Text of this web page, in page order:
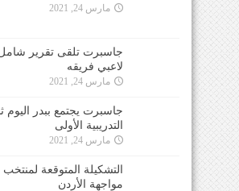
مارس 24, 2021
جاسبرت تلقى تقرير
لاعبي فريقه
مارس 24, 2021
جاسبرت يجتمع ببدر اليوم
التدريبية الأولى
مارس 24, 2021
التشكيلة المتوقعة لمنتخب
مواجهة الأردن